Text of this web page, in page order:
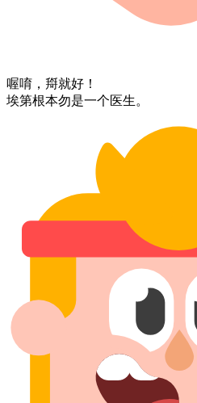
喔唷，⁠搿就好！
埃第⁠根本⁠勿是⁠一个⁠医生。